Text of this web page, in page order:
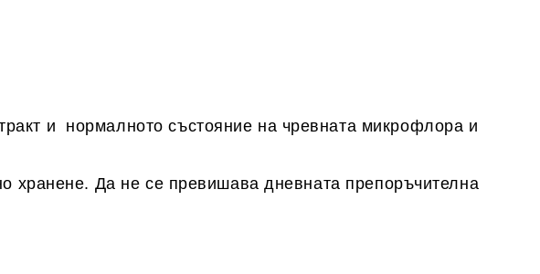
и нормалното състояние на чревната микрофлора и
хранене. Да не се превишава дневната препоръчителна